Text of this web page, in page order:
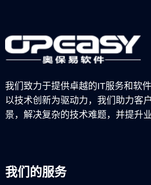
我们致力于提供卓越的IT服务和软
以技术创新为驱动力，我们助力客
景，解决复杂的技术难题，并提升
我们的服务